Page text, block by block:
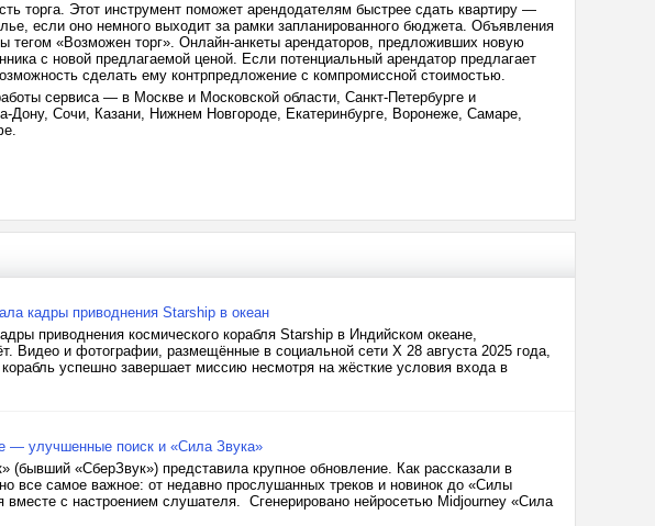
торга. Этот инструмент поможет арендодателям быстрее сдать квартиру —
если оно немного выходит за рамки запланированного бюджета. Объявления
тегом «Возможен торг». Онлайн-анкеты арендаторов, предложивших новую
с новой предлагаемой ценой. Если потенциальный арендатор предлагает
сделать ему контрпредложение с компромиссной стоимостью.
сервиса — в Москве и Московской области, Санкт-Петербурге и
Дону, Сочи, Казани, Нижнем Новгороде, Екатеринбурге, Воронеже, Самаре,
кадры приводнения Starship в океан
приводнения космического корабля Starship в Индийском океане,
Видео и фотографии, размещённые в социальной сети X 28 августа 2025 года,
успешно завершает миссию несмотря на жёсткие условия входа в
— улучшенные поиск и «Сила Звука»
(бывший «СберЗвук») представила крупное обновление. Как рассказали в
все самое важное: от недавно прослушанных треков и новинок до «Силы
с настроением слушателя. Сгенерировано нейросетью Midjourney «Сила